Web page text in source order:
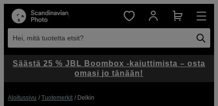
Hei, mitä tuotetta etsit?
Aloitussivu Tuotemerkit Delkin
Säästä 25 % JBL Boombox -kaiuttimista – osta
omasi jo tänään!